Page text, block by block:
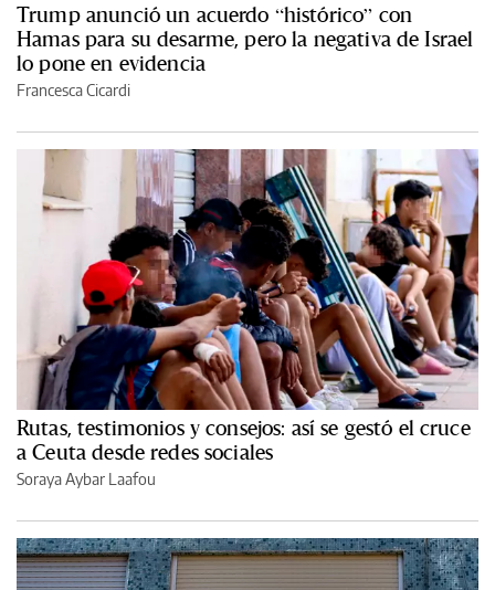
Trump anunció un acuerdo “histórico” con
Hamas para su desarme, pero la negativa de Israel
lo pone en evidencia
Francesca Cicardi
Rutas, testimonios y consejos: así se gestó el cruce
a Ceuta desde redes sociales
Soraya Aybar Laafou